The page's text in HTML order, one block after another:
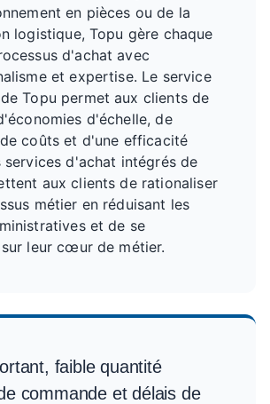
en pièces ou de la
logistique, Topu gère chaque
d'achat avec
et expertise. Le service
Topu permet aux clients de
d'échelle, de
coûts et d'une efficacité
services d'achat intégrés de
aux clients de rationaliser
métier en réduisant les
et de se
leur cœur de métier.
faible quantité
commande et délais de